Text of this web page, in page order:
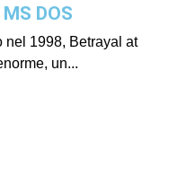
DOS
nel 1998, Betrayal at
un...